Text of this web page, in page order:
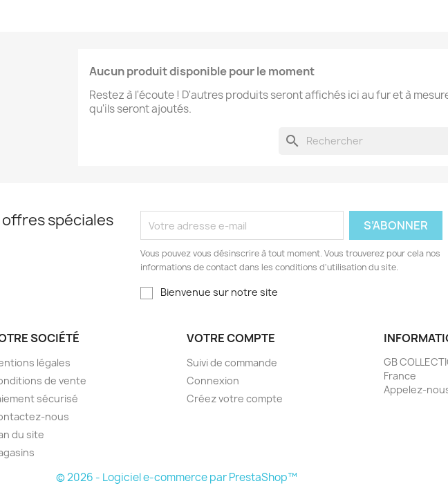
Aucun produit disponible pour le moment
Restez à l'écoute ! D'autres produits seront affichés ici au fur et à
qu'ils seront ajoutés.
search
spéciales
Vous pouvez vous désinscrire à tout moment. Vous trouverez pour cela nos
informations de contact dans les conditions d'utilisation du site.
Bienvenue sur notre site
SOCIÉTÉ
légales
de vente
sécurisé
nous
du site
VOTRE COMPTE
Suivi de commande
Connexion
Créez votre compte
GB
France
Appelez-
© 2026 - Logiciel e-commerce par PrestaShop™